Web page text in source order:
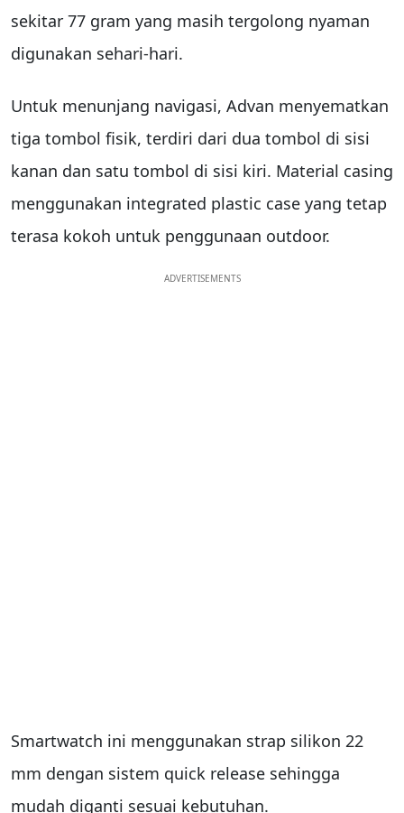
sekitar 77 gram yang masih tergolong nyaman
digunakan sehari-hari.
Untuk menunjang navigasi, Advan menyematkan
tiga tombol fisik, terdiri dari dua tombol di sisi
kanan dan satu tombol di sisi kiri. Material casing
menggunakan integrated plastic case yang tetap
terasa kokoh untuk penggunaan outdoor.
ADVERTISEMENTS
Smartwatch ini menggunakan strap silikon 22
mm dengan sistem quick release sehingga
mudah diganti sesuai kebutuhan.